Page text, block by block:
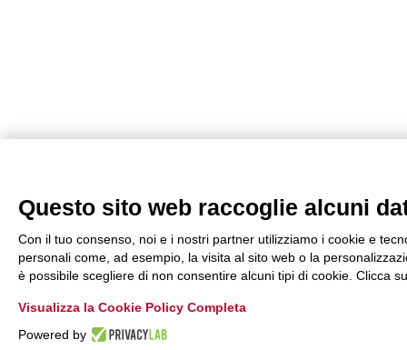
Questo sito web raccoglie alcuni
Con il tuo consenso, noi e i nostri partner utilizziamo i cookie e
personali come, ad esempio, la visita al sito web o la
è possibile scegliere di non consentire alcuni tipi di cookie. Clicca
Visualizza la Cookie Policy Completa
Powered by